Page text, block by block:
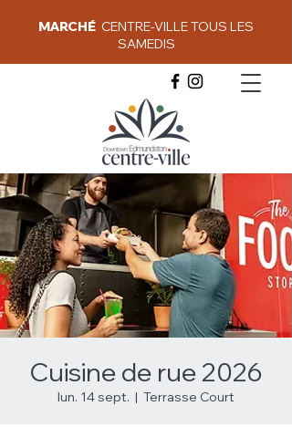
MARCHÉ CENTRE-VILLE TOUS LES
SAMEDIS
Cuisine de rue 2026
lun. 14 sept.
  |
Terrasse Court